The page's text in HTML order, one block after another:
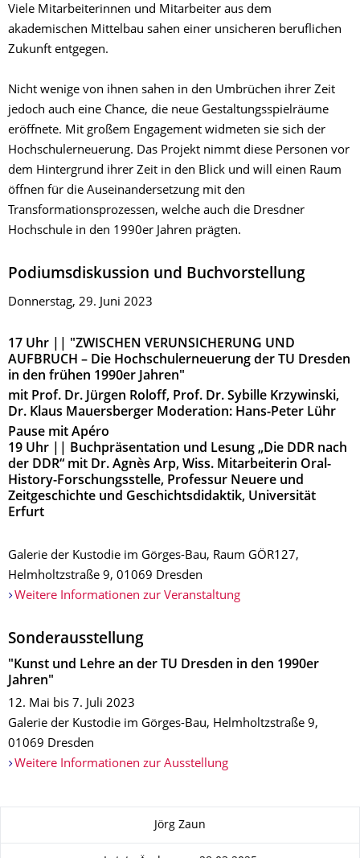
Viele Mitarbeiterinnen und Mitarbeiter aus dem
akademischen Mittelbau sahen einer unsicheren beruflichen
Zukunft entgegen.
Nicht wenige von ihnen sahen in den Umbrüchen ihrer Zeit
jedoch auch eine Chance, die neue Gestaltungsspielräume
eröffnete. Mit großem Engagement widmeten sie sich der
Hochschulerneuerung. Das Projekt nimmt diese Personen vor
dem Hintergrund ihrer Zeit in den Blick und will einen Raum
öffnen für die Auseinandersetzung mit den
Transformationsprozessen, welche auch die Dresdner
Hochschule in den 1990er Jahren prägten.
Podiumsdiskussion und Buchvorstellung
Donnerstag, 29. Juni 2023
17 Uhr || "ZWISCHEN VERUNSICHERUNG UND
AUFBRUCH – Die Hochschulerneuerung der TU Dresden
in den frühen 1990er Jahren"
mit Prof. Dr. Jürgen Roloff, Prof. Dr. Sybille Krzywinski,
Dr. Klaus Mauersberger Moderation: Hans-Peter Lühr
Pause mit Apéro
19 Uhr || Buchpräsentation und Lesung „Die DDR nach
der DDR“ mit Dr. Agnès Arp, Wiss. Mitarbeiterin Oral-
History-Forschungsstelle, Professur Neuere und
Zeitgeschichte und Geschichtsdidaktik, Universität
Erfurt
Galerie der Kustodie im Görges-Bau, Raum GÖR127,
Helmholtzstraße 9, 01069 Dresden
Weitere Informationen zur Veranstaltung
Sonderausstellung
"Kunst und Lehre an der TU Dresden in den 1990er
Jahren"
12. Mai bis 7. Juli 2023
Galerie der Kustodie im Görges-Bau, Helmholtzstraße 9,
01069 Dresden
Weitere Informationen zur Ausstellung
Jörg Zaun